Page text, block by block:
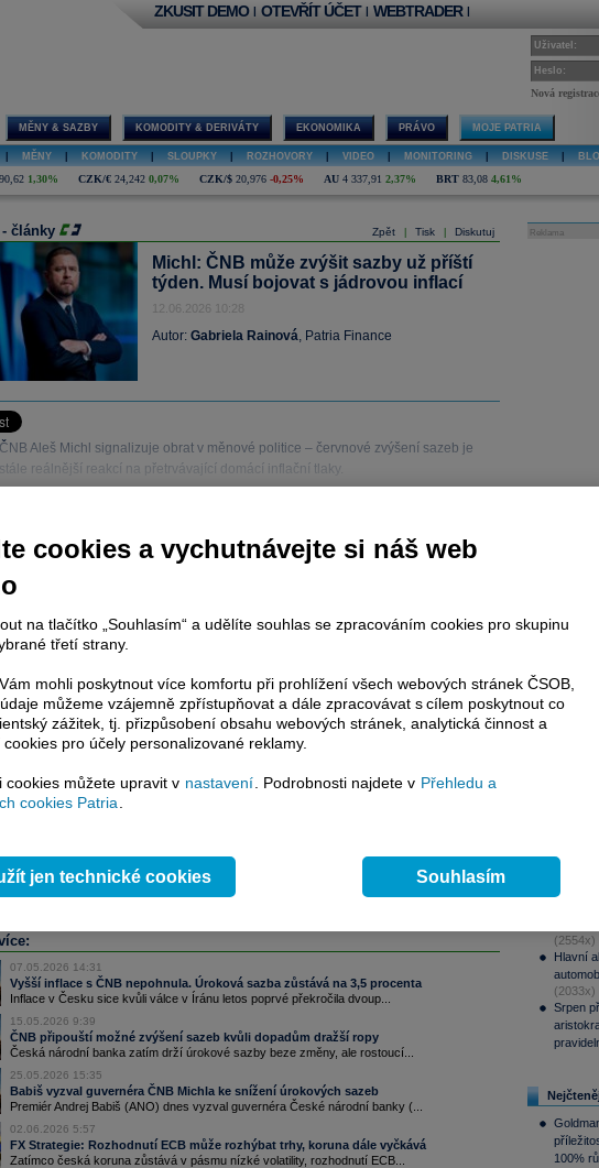
ZKUSIT DEMO | OTEVŘÍT ÚČET | WEBTRADER |
Uživatel:
Heslo:
Nová
MĚNY & SAZBY KOMODITY & DERIVÁTY EKONOMIKA PRÁVO MOJE PATRIA
MĚNY KOMODITY SLOUPKY ROZHOVORY VIDEO MONITORING DISKUSE
1,30% CZK/€ 24,242 0,07% CZK/$ 20,976 -0,25% AU 4 337,91 2,37% BRT 83,08 4,61%
Zpět Tisk Diskutuj
- články
Michl: ČNB může zvýšit sazby už příští
týden. Musí bojovat s jádrovou inflací
12.06.2026 10:28
Autor: Gabriela Rainová, Patria Finance
Aleš Michl signalizuje obrat v měnové politice – červnové zvýšení sazeb je
reálnější reakcí na přetrvávající domácí inflační tlaky.
článku je dostupné jen klientům placených služeb Patria Plus/
Plus
služeb, potom je nutné se
placeného informačního servisu získáte
bez jakýchkoliv omezení. Veškeré
komentáře a horké zprávy jsou
terminálovou metodou (bez nutnosti obnovovat stránku) bez
a v plné verzi.
zpravodajství, ale i další služby získáte v Patria Plus / Investor Plus -sms
mailovézpravodajství,
07.05.2026 14:31
Vyšší inflace s ČNB nepohnula. Úroková sazba zůstává na 3,5 procenta
Inflace v Česku sice kvůli válce v Íránu letos poprvé překročila dvoup...
15.05.2026 9:39
ČNB připouští možné zvýšení sazeb kvůli dopadům dražší ropy
Česká národní banka zatím drží úrokové sazby beze změny, ale rostoucí...
25.05.2026 15:35
Babiš vyzval guvernéra ČNB Michla ke snížení úrokových sazeb
Premiér Andrej Babiš (ANO) dnes vyzval guvernéra České národní banky (...
02.06.2026 5:57
FX Strategie: Rozhodnutí ECB může rozhýbat trhy, koruna dále vyčkává
Zatímco česká koruna zůstává v pásmu nízké volatility, rozhodnutí ECB...
Reklama
Co je
ČNB
sazeb
Inflace
inflaci
Jediné,
Britská
ale
CSG
divize
Po
(2554x)
Hlavní
(2033x)
Srpen
100%
cookies a vychutnávejte si náš web
na tlačítko „Souhlasím“ a udělíte souhlas se zpracováním cookies pro skupinu
třetí strany.
mohli poskytnout více komfortu při prohlížení všech webových stránek ČSOB,
můžeme vzájemně zpřístupňovat a dále zpracovávat s cílem poskytnout co
zážitek, tj. přizpůsobení obsahu webových stránek, analytická činnost a
pro účely personalizované reklamy.
cookies můžete upravit v nastavení. Podrobnosti najdete v Přehledu a
cookies Patria.
jen technické cookies Souhlasím